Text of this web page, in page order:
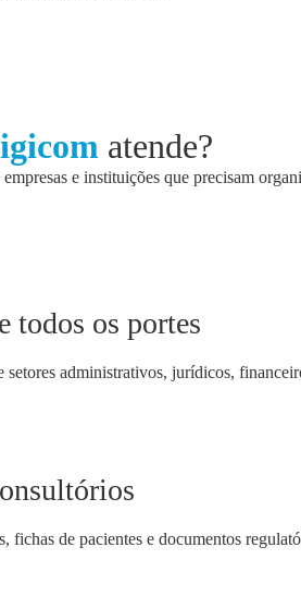
atende?
e instituições que precisam
todos os portes
setores administrativos, jurídicos,
fichas de pacientes e documentos